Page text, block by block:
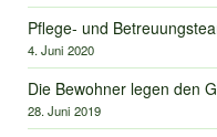
Pflege- und
4. Juni 2020
Die Bewohner legen den
28. Juni 2019